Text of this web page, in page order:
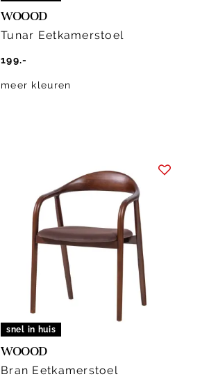
WOOOD
Tunar Eetkamerstoel
199.-
meer kleuren
snel in huis
WOOOD
Bran Eetkamerstoel